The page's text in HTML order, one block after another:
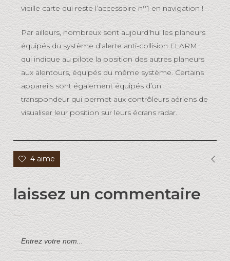
vieille carte qui reste l’accessoire n°1 en navigation !
Par ailleurs, nombreux sont aujourd’hui les planeurs
équipés du système d’alerte anti-collision FLARM
qui indique au pilote la position des autres planeurs
aux alentours, équipés du même système. Certains
appareils sont également équipés d’un
transpondeur qui permet aux contrôleurs aériens de
visualiser leur position sur leurs écrans radar.
4 aime
laissez un commentaire